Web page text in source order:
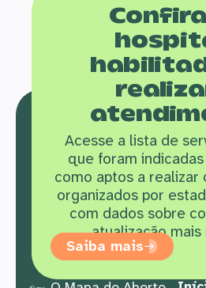
Acesse a lista de
que foram
como aptos a realizar
organizados por
com dados sobre
atualização
Saiba mais